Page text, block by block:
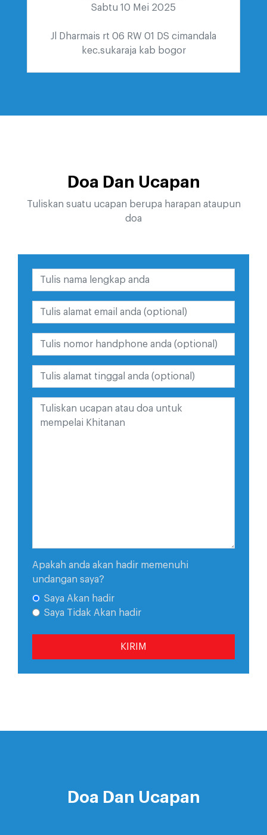
Sabtu 10 Mei 2025
Jl Dharmais rt 06 RW 01 DS cimandala
kec.sukaraja kab bogor
Doa Dan Ucapan
Tuliskan suatu ucapan berupa harapan ataupun
doa
Apakah anda akan hadir memenuhi
undangan saya?
Saya Akan hadir
Saya Tidak Akan hadir
KIRIM
Doa Dan Ucapan